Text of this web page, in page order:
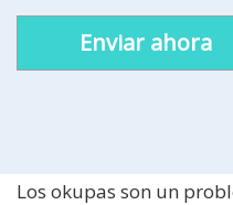
Los okupas son un